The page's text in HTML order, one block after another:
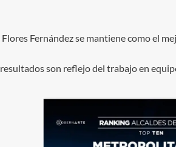
Fernández se mantiene como el
son reflejo del trabajo en